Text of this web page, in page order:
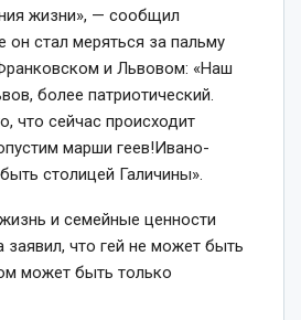
жизни», — сообщил
стал меряться за пальму
и Львовом: «Наш
более патриотический.
что сейчас происходит
марши геев!Ивано-
столицей Галичины».
и семейные ценности
заявил, что гей не может быть
может быть только